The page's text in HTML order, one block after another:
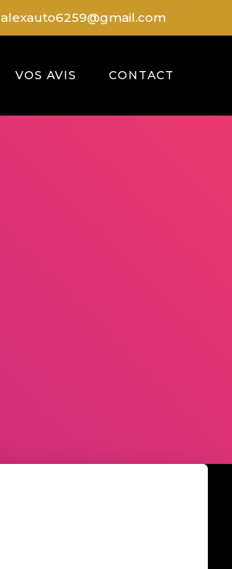
alexauto6259@gmail.com
VOS AVIS CONTACT